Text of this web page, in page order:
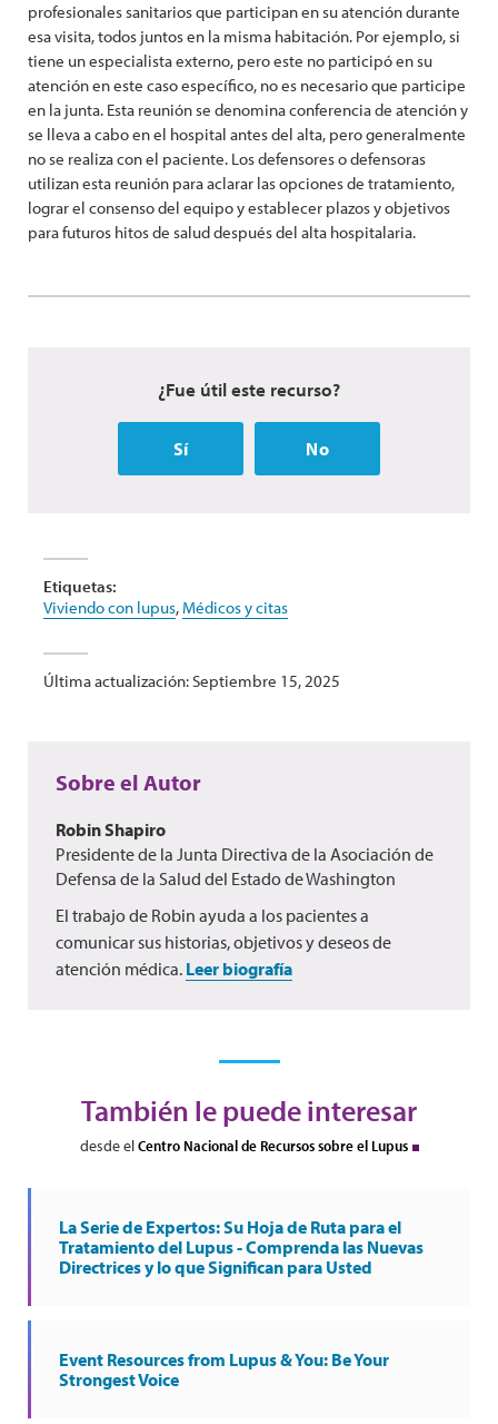
profesionales sanitarios que participan en su atención durante
esa visita, todos juntos en la misma habitación. Por ejemplo, si
tiene un especialista externo, pero este no participó en su
atención en este caso específico, no es necesario que participe
en la junta. Esta reunión se denomina conferencia de atención y
se lleva a cabo en el hospital antes del alta, pero generalmente
no se realiza con el paciente. Los defensores o defensoras
utilizan esta reunión para aclarar las opciones de tratamiento,
lograr el consenso del equipo y establecer plazos y objetivos
para futuros hitos de salud después del alta hospitalaria.
¿Fue útil este recurso?
Sí No
Etiquetas:
Viviendo con lupus, Médicos y citas
Última actualización: Septiembre 15, 2025
Sobre el Autor
Robin Shapiro
Presidente de la Junta Directiva de la Asociación de
Defensa de la Salud del Estado de Washington
El trabajo de Robin ayuda a los pacientes a
comunicar sus historias, objetivos y deseos de
atención médica. Leer biografía
También le puede interesar
desde elCentro Nacional de Recursos sobre el Lupus
La Serie de Expertos: Su Hoja de Ruta para el
Tratamiento del Lupus - Comprenda las Nuevas
Directrices y lo que Significan para Usted
Event Resources from Lupus & You: Be Your
Strongest Voice